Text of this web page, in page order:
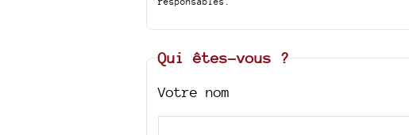
Qui êtes-vous ?
Votre nom